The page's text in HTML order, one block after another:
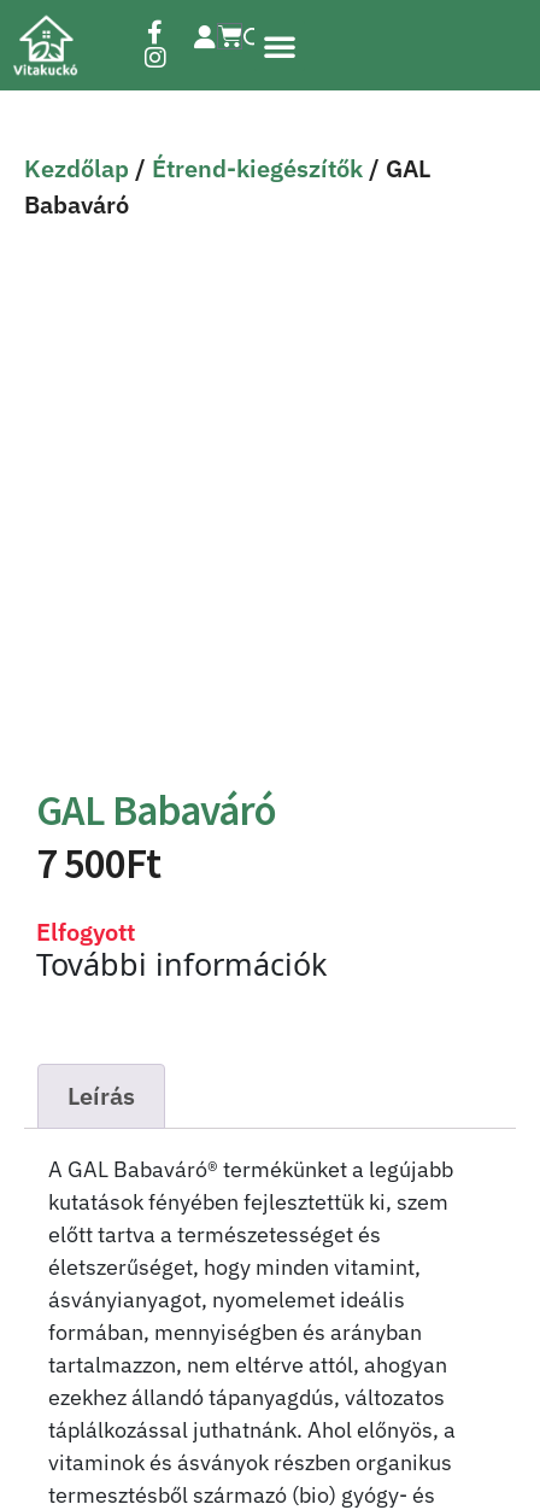
Kezdőlap / Étrend-kiegészítők / GAL
Babaváró
GAL Babaváró
7 500Ft
Elfogyott
További információk
Leírás
A GAL Babaváró® termékünket a legújabb
kutatások fényében fejlesztettük ki, szem
előtt tartva a természetességet és
életszerűséget, hogy minden vitamint,
ásványianyagot, nyomelemet ideális
formában, mennyiségben és arányban
tartalmazzon, nem eltérve attól, ahogyan
ezekhez állandó tápanyagdús, változatos
táplálkozással juthatnánk. Ahol előnyös, a
vitaminok és ásványok részben organikus
termesztésből származó (bio) gyógy- és